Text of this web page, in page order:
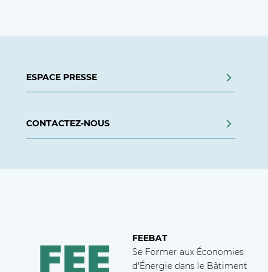
ESPACE PRESSE
CONTACTEZ-NOUS
FEEBAT
Se Former aux Économies
d'Énergie dans le Bâtiment